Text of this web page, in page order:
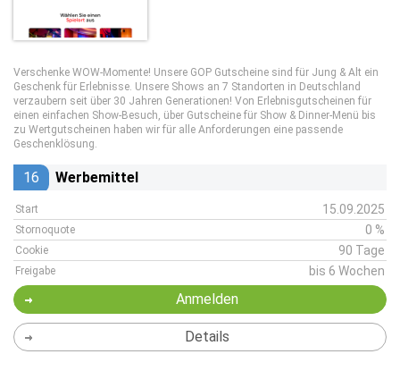
Verschenke WOW-Momente! Unsere GOP Gutscheine sind für Jung & Alt ein
Geschenk für Erlebnisse. Unsere Shows an 7 Standorten in Deutschland
verzaubern seit über 30 Jahren Generationen! Von Erlebnisgutscheinen für
einen einfachen Show-Besuch, über Gutscheine für Show & Dinner-Menü bis
zu Wertgutscheinen haben wir für alle Anforderungen eine passende
Geschenklösung.
16 Werbemittel
Start 15.09.2025
Stornoquote 0 %
Cookie 90 Tage
Freigabe bis 6 Wochen
Anmelden
Details